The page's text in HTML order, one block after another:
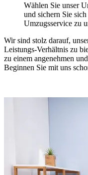
Wählen Sie unser
und sichern Sie
Umzugsservice zu
Wir sind stolz darauf,
Leistungs-Verhältnis zu
zu einem angenehmen
Beginnen Sie mit uns